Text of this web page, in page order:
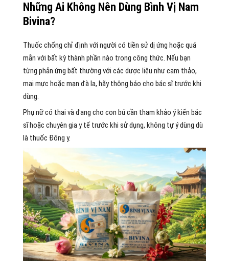
Những Ai Không Nên Dùng Bình Vị Nam
Bivina?
Thuốc chống chỉ định với người có tiền sử dị ứng hoặc quá
mẫn với bất kỳ thành phần nào trong công thức. Nếu bạn
từng phản ứng bất thường với các dược liệu như cam thảo,
mai mực hoặc mạn đà la, hãy thông báo cho bác sĩ trước khi
dùng.
Phụ nữ có thai và đang cho con bú cần tham khảo ý kiến bác
sĩ hoặc chuyên gia y tế trước khi sử dụng, không tự ý dùng dù
là thuốc Đông y.